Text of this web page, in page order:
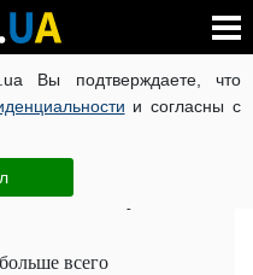
Вы подтверждаете, что
и согласны с
КОРОНАВИРУС В
ЧИТАТИ УКРАЇНСЬКОЮ
найдут свою
всего